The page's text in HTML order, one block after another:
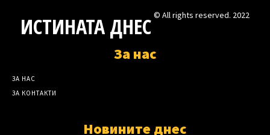
ИСТИНАТА ДНЕС © All rights reserved. 2022
За нас
ЗА НАС
ЗА КОНТАКТИ
Новините днес